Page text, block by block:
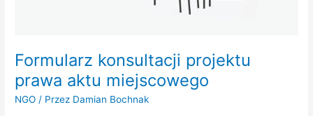
Formularz konsultacji projektu
prawa aktu miejscowego
NGO / Przez Damian Bochnak